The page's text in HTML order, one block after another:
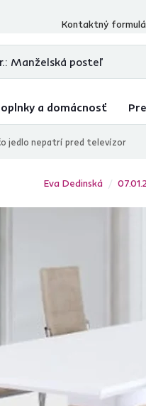
Kontaktný
a domácnosť
jedlo nepatrí pred televízor
Eva Dedinská